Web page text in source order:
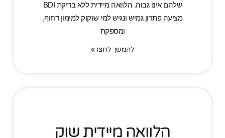
שלהם אינו גבוה. הלוואה מיידית ללא בדיקת BDI
מציעה פתרון גמיש ונגיש למי שזקוק למימון דחוף,
ומספקת
להמשך לחצו »
הלוואה מיידית שוק